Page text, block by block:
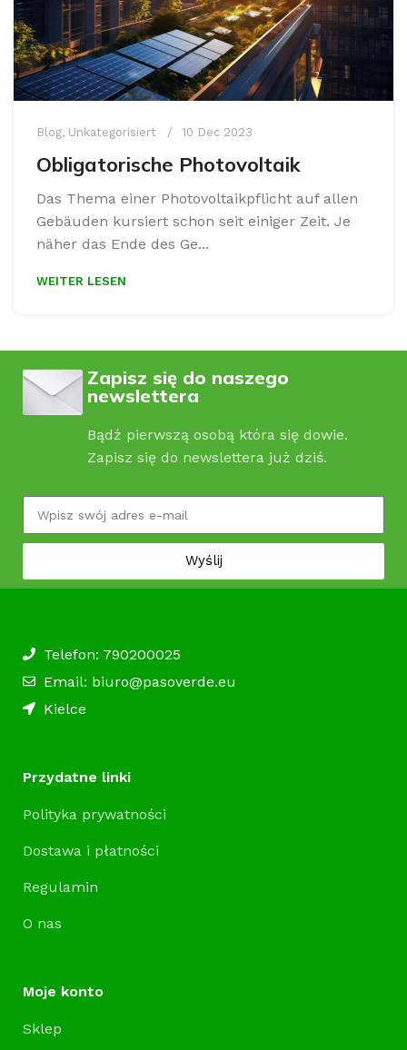
Blog, Unkategorisiert 10 Dec 2023
Obligatorische Photovoltaik
Das Thema einer Photovoltaikpflicht auf allen
Gebäuden kursiert schon seit einiger Zeit. Je
näher das Ende des Ge...
WEITER LESEN
Zapisz się do naszego
newslettera
Bądź pierwszą osobą która się dowie.
Zapisz się do newslettera już dziś.
Wyślij
Telefon: 790200025
Email: biuro@pasoverde.eu
Kielce
Przydatne linki
Polityka prywatności
Dostawa i płatności
Regulamin
O nas
Moje konto
Sklep